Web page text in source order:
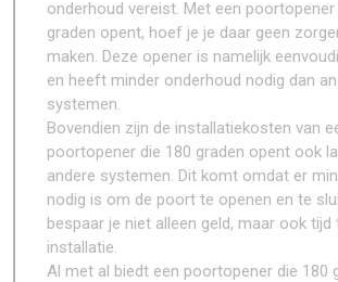
onderhoud vereist. Met een poortopener
graden opent, hoef je je daar geen
maken. Deze opener is namelijk
en heeft minder onderhoud nodig dan
systemen.
Bovendien zijn de installatiekosten van
poortopener die 180 graden opent ook
andere systemen. Dit komt omdat er
nodig is om de poort te openen en te
bespaar je niet alleen geld, maar ook tijd
installatie.
Al met al biedt een poortopener die 180